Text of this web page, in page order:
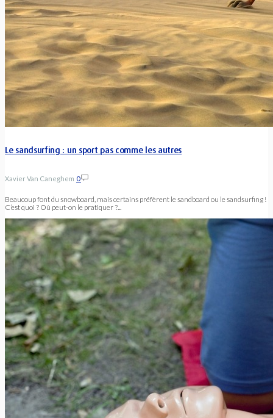
Le sandsurfing : un sport pas comme les autres
Xavier Van Caneghem 0
Beaucoup font du snowboard, mais certains préfèrent le sandboard ou le sandsurfing !
C’est quoi ? Où peut-on le pratiquer ?...